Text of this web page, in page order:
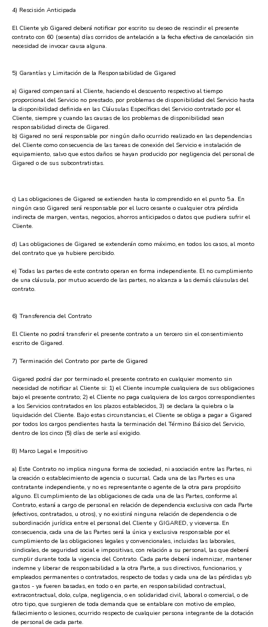
4) Rescisión Anticipada
El Cliente y/o Gigared deberá notificar por escrito su deseo de rescindir el presente
contrato con 60 (sesenta) días corridos de antelación a la fecha efectiva de cancelación sin
necesidad de invocar causa alguna.
5) Garantías y Limitación de la Responsabilidad de Gigared
a) Gigared compensará al Cliente, haciendo el descuento respectivo al tiempo
proporcional del Servicio no prestado, por problemas de disponibilidad del Servicio hasta
la disponibilidad definida en las Cláusulas Específicas del Servicio contratado por el
Cliente, siempre y cuando las causas de los problemas de disponibilidad sean
responsabilidad directa de Gigared.
b) Gigared no será responsable por ningún daño ocurrido realizado en las dependencias
del Cliente como consecuencia de las tareas de conexión del Servicio e instalación de
equipamiento, salvo que estos daños se hayan producido por negligencia del personal de
Gigared o de sus subcontratistas.
c) Las obligaciones de Gigared se extienden hasta lo comprendido en el punto 5.a. En
ningún caso Gigared será responsable por el lucro cesante o cualquier otra pérdida
indirecta de margen, ventas, negocios, ahorros anticipados o datos que pudiera sufrir el
Cliente.
d) Las obligaciones de Gigared se extenderán como máximo, en todos los casos, al monto
del contrato que ya hubiere percibido.
e) Todas las partes de este contrato operan en forma independiente. El no cumplimiento
de una cláusula, por mutuo acuerdo de las partes, no alcanza a las demás cláusulas del
contrato.
6) Transferencia del Contrato
El Cliente no podrá transferir el presente contrato a un tercero sin el consentimiento
escrito de Gigared.
7) Terminación del Contrato por parte de Gigared
Gigared podrá dar por terminado el presente contrato en cualquier momento sin
necesidad de notificar al Cliente si: 1) el Cliente incumple cualquiera de sus obligaciones
bajo el presente contrato; 2) el Cliente no paga cualquiera de los cargos correspondientes
a los Servicios contratados en los plazos establecidos, 3) se declara la quiebra o la
liquidación del Cliente. Bajo estas circunstancias, el Cliente se obliga a pagar a Gigared
por todos los cargos pendientes hasta la terminación del Término Básico del Servicio,
dentro de los cinco (5) días de serle así exigido.
8) Marco Legal e Impositivo
a) Este Contrato no implica ninguna forma de sociedad, ni asociación entre las Partes, ni
la creación o establecimiento de agencia o sucursal. Cada una de las Partes es una
contratante independiente, y no es representante o agente de la otra para propósito
alguno. El cumplimiento de las obligaciones de cada una de las Partes, conforme al
Contrato, estará a cargo de personal en relación de dependencia exclusiva con cada Parte
(efectivos, contratados, u otros), y no existirá ninguna relación de dependencia o de
subordinación jurídica entre el personal del Cliente y GIGARED, y viceversa. En
consecuencia, cada una de las Partes será la única y exclusiva responsable por el
cumplimiento de las obligaciones legales y convencionales, incluidas las laborales,
sindicales, de seguridad social e impositivas, con relación a su personal, las que deberá
cumplir durante toda la vigencia del Contrato. Cada parte deberá indemnizar, mantener
indemne y liberar de responsabilidad a la otra Parte, a sus directivos, funcionarios, y
empleados permanentes o contratados, respecto de todas y cada una de las pérdidas y/o
gastos - ya fueren basadas, en todo o en parte, en responsabilidad contractual,
extracontractual, dolo, culpa, negligencia, o en solidaridad civil, laboral o comercial, o de
otro tipo, que surgieren de toda demanda que se entablare con motivo de empleo,
fallecimiento o lesiones, ocurrido respecto de cualquier persona integrante de la dotación
de personal de cada parte.